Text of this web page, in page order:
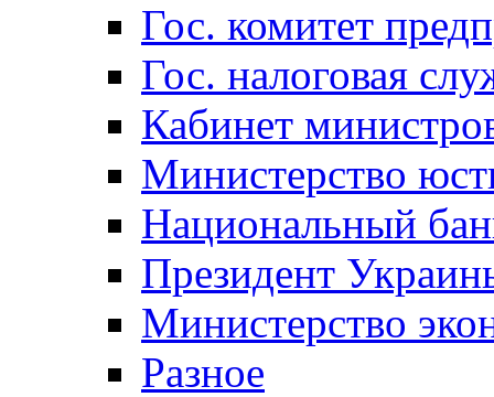
Гос. комитет
Гос. налоговая
Кабинет
Министерство
Национальный
Президент
Министерство
Разное